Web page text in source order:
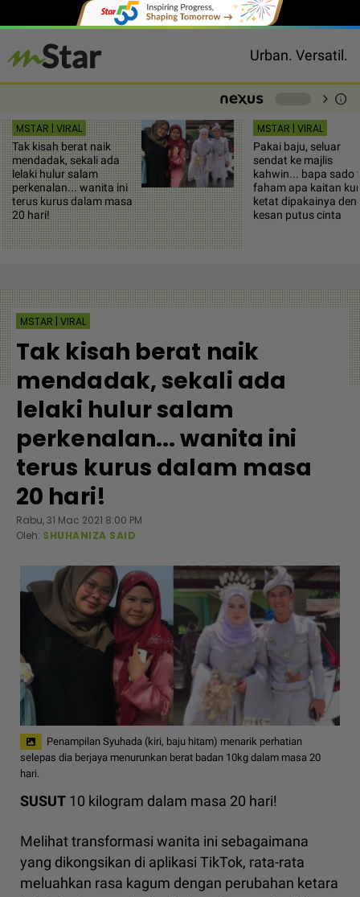
Urban. Versatil.
chevron_right info
MSTAR | VIRAL
Tak kisah berat naik
mendadak, sekali ada
lelaki hulur salam
perkenalan... wanita ini
terus kurus dalam masa
20 hari!
MSTAR | VIRAL
Pakai baju, seluar
sendat ke majlis
kahwin... bapa sado
faham apa kaitan
ketat dipakainya
kesan putus cinta
MSTAR | VIRAL
Tak kisah berat naik
mendadak, sekali ada
lelaki hulur salam
perkenalan... wanita ini
terus kurus dalam masa
20 hari!
Rabu, 31 Mac 2021 8:00 PM
Oleh: SHUHANIZA SAID
Penampilan Syuhada (kiri, baju hitam) menarik perhatian
selepas dia berjaya menurunkan berat badan 10kg dalam masa 20
hari.
SUSUT 10 kilogram dalam masa 20 hari!
Melihat transformasi wanita ini sebagaimana
yang dikongsikan di aplikasi TikTok, rata-rata
meluahkan rasa kagum dengan perubahan ketara